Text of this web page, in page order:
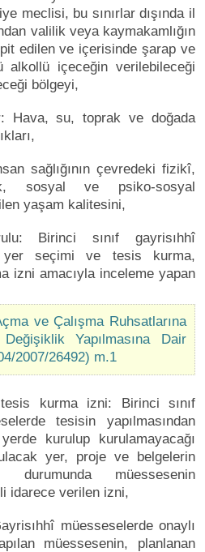
meclisi, bu sınırlar dışında il
valilik veya kaymakamlığın
edilen ve içerisinde şarap ve
içeceğin verilebileceği
bölgeyi,
Hava, su, toprak ve doğada
sağlığının çevredeki fizikî,
sosyal ve psiko-sosyal
yaşam kalitesini,
Birinci sınıf gayrisıhhî
yer seçimi ve tesis kurma,
izni amacıyla inceleme yapan
ve Çalışma Ruhsatlarına
Yapılmasına Dair
2007/26492) m.1
kurma izni: Birinci sınıf
tesisin yapılmasından
kurulup kurulamayacağı
yer, proje ve belgelerin
durumunda müessesenin
idarece verilen izni,
müesseselerde onaylı
müessesenin, planlanan